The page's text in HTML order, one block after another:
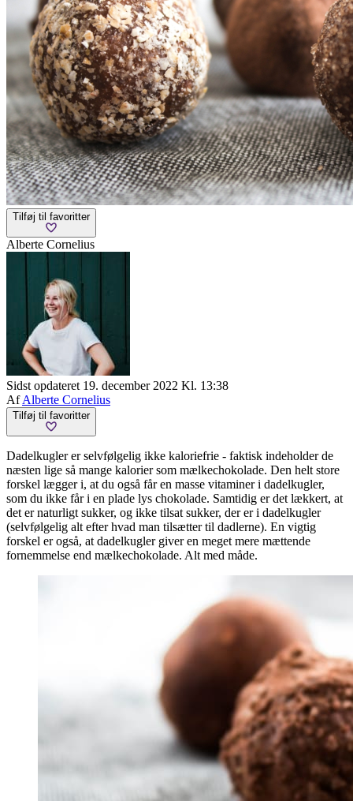
Tilføj til favoritter
Alberte Cornelius
Sidst opdateret 19. december 2022 Kl. 13:38
AfAlberte Cornelius
Tilføj til favoritter
Dadelkugler er selvfølgelig ikke kaloriefrie - faktisk indeholder de
næsten lige så mange kalorier som mælkechokolade. Den helt store
forskel lægger i, at du også får en masse vitaminer i dadelkugler,
som du ikke får i en plade lys chokolade. Samtidig er det lækkert, at
det er naturligt sukker, og ikke tilsat sukker, der er i dadelkugler
(selvfølgelig alt efter hvad man tilsætter til dadlerne). En vigtig
forskel er også, at dadelkugler giver en meget mere mættende
fornemmelse end mælkechokolade. Alt med måde.